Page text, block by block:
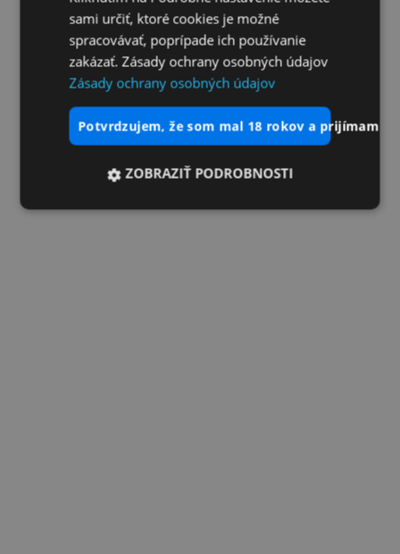
sami určiť, ktoré cookies je možné
spracovávať, poprípade ich používanie
zakázať. Zásady ochrany osobných údajov
Zásady ochrany osobných údajov
potvrdzujem, že som mal 18 rokov a prijímam
ZOBRAZIŤ PODROBNOSTI